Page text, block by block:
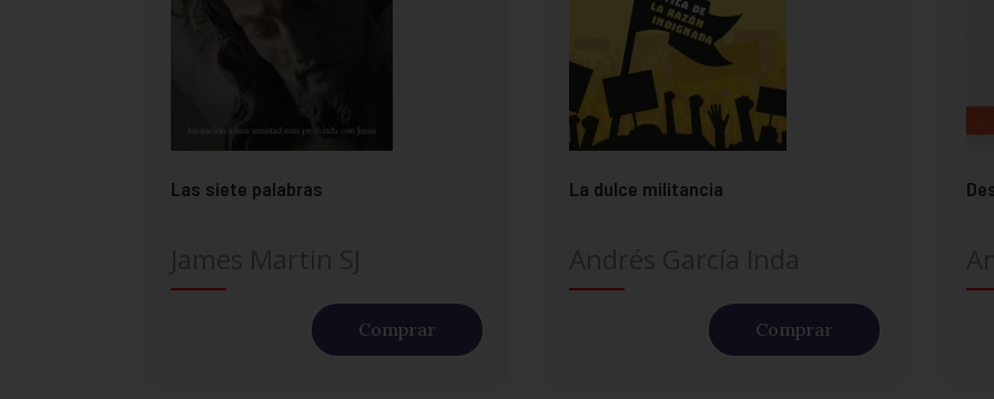
Las siete palabras
Comprar
La dulce militancia
Comprar